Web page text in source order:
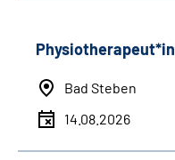
Physiotherapeut*in
Bad Steben
14.08.2026